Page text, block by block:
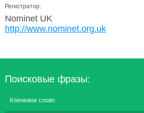
Регистратор:
Nominet UK
http://www.nominet.org.uk
Поисковые фразы:
Ключевое слово: